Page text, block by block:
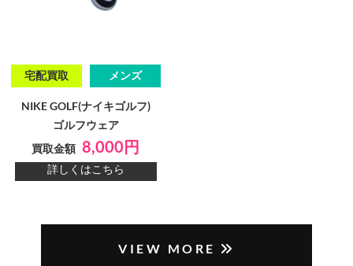
宅配買取 メンズ
NIKE GOLF(ナイキゴルフ)
ゴルフウェア
買取金額 8,000円
詳しくはこちら
VIEW MORE